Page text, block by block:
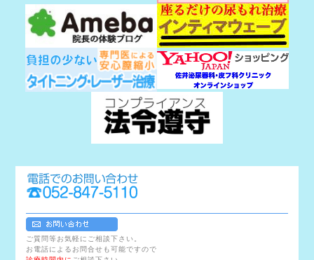
ご質問等お気軽にご相談下さい。
お電話によるお問合せも可能ですので